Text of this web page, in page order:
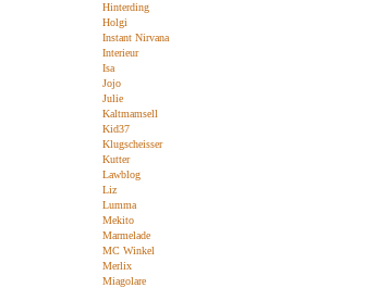
Hinterding
Holgi
Instant Nirvana
Interieur
Isa
Jojo
Julie
Kaltmamsell
Kid37
Klugscheisser
Kutter
Lawblog
Liz
Lumma
Mekito
Marmelade
MC Winkel
Merlix
Miagolare